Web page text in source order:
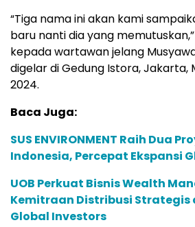
“Tiga nama ini akan kami
baru nanti dia yang
kepada wartawan jelang
digelar di Gedung Istora, Jakarta,
2024.
Baca Juga:
SUS ENVIRONMENT Raih Dua
Indonesia, Percepat Ekspansi
UOB Perkuat Bisnis Wealth
Kemitraan Distribusi Strategis
Global Investors